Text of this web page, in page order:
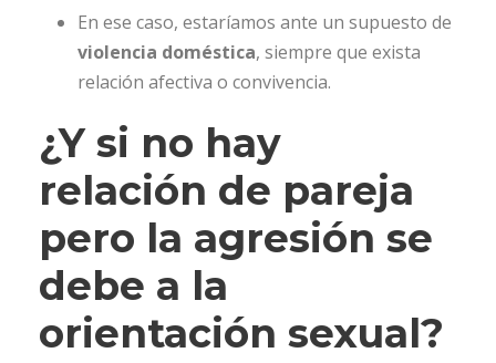
En ese caso, estaríamos ante un supuesto de
violencia doméstica, siempre que exista
relación afectiva o convivencia.
¿Y si no hay
relación de pareja
pero la agresión se
debe a la
orientación sexual?